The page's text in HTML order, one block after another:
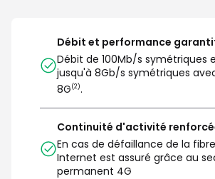
Débit et performance
Débit de 100Mb/s symétriques
jusqu'à 8Gb/s symétriques
8G(2).
Continuité d'activité
En cas de défaillance de la
Internet est assuré grâce au
permanent 4G